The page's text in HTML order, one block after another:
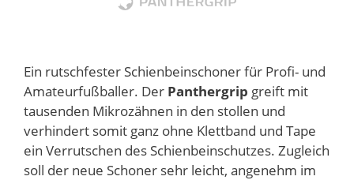
Ein rutschfester Schienbeinschoner für Profi- und
Amateurfußballer. Der Panthergrip greift mit
tausenden Mikrozähnen in den stollen und
verhindert somit ganz ohne Klettband und Tape
ein Verrutschen des Schienbeinschutzes. Zugleich
soll der neue Schoner sehr leicht, angenehm im